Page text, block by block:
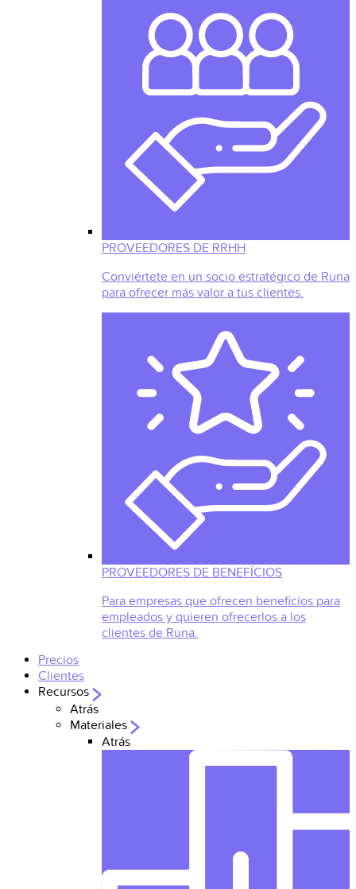
PROVEEDORES DE RRHH
Conviértete en un socio estratégico de Runa
para ofrecer más valor a tus clientes.
PROVEEDORES DE BENEFÍCIOS
Para empresas que ofrecen beneficios para
empleados y quieren ofrecerlos a los
clientes de Runa.
Precios
Clientes
Recursos
Atrás
Materiales
Atrás